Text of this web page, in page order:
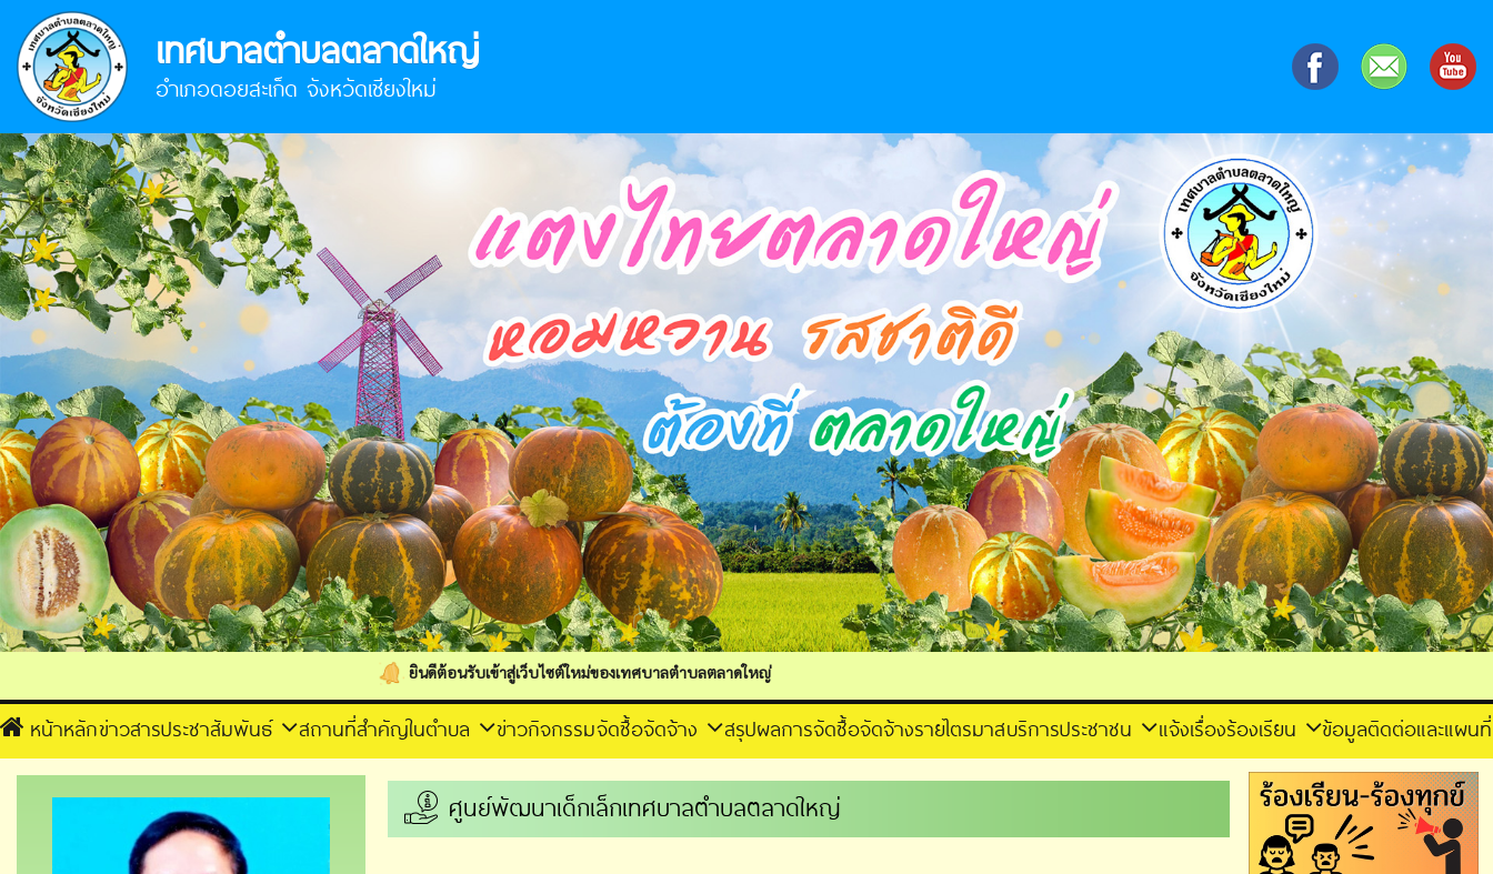
เทศบาลตำบลตลาดใหญ่
อำเภอดอยสะเก็ด จังหวัดเชียงใหม่
ยินดีต้อนรับเข้าสู่เว็บไซต์ใหม่ของเทศบาลตำบลตลาดใหญ่
หน้าหลักข่าวสารประชาสัมพันธ์ สถานที่สำคัญในตำบล ข่าวกิจกรรมจัดซื้อจัดจ้าง สรุปผลการจัดซื้อจัดจ้างรายไตรมาสบริการประชาชน แจ้งเรื่องร้องเรียน ข้อมูลติดต่อและแผนที่
ศูนย์พัฒนาเด็กเล็กเทศบาลตำบลตลาดใหญ่